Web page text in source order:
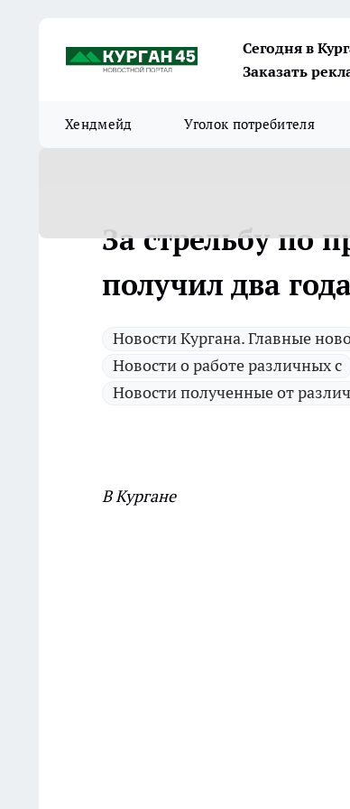
Сегодня в
Заказать
Хендмейд Уголок потребителя
За стрельбу по
получил два
Новости Кургана. Главные
Новости о работе различных с
Новости полученные от
В Кургане